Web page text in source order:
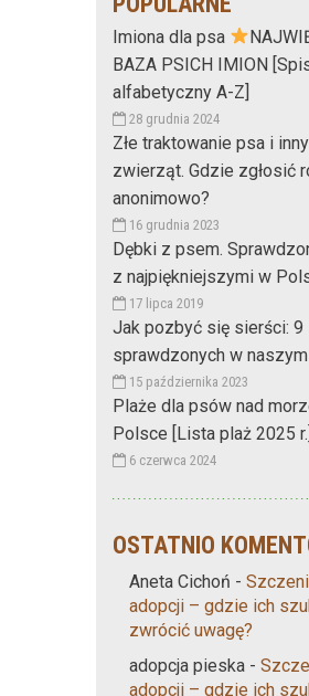
Imiona dla psa
BAZA PSICH IMION
alfabetyczny A-Z]
28 grudnia 2024
Złe traktowanie psa i
zwierząt. Gdzie zgłosić
anonimowo?
16 grudnia 2023
Dębki z psem.
z najpiękniejszymi w
17 lipca 2019
Jak pozbyć się sierści:
sprawdzonych w
15 października 2023
Plaże dla psów nad
Polsce [Lista plaż 2025 r.]
6 czerwca 2024
OSTATNIO
Aneta Cichoń -
adopcji – gdzie ich
zwrócić uwagę?
adopcja pieska -
adopcji – gdzie ich